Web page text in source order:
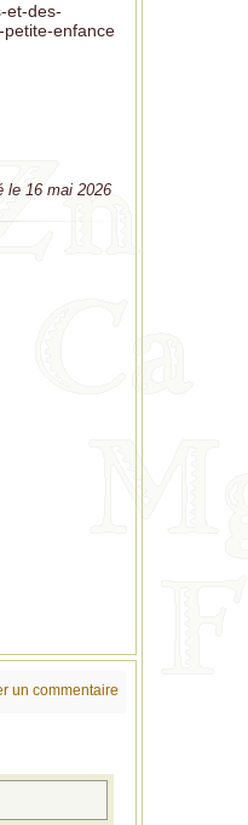
et-des-
enfance
le 16 mai 2026
un commentaire